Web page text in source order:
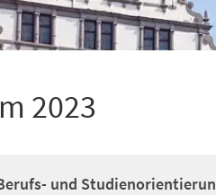
2023
und